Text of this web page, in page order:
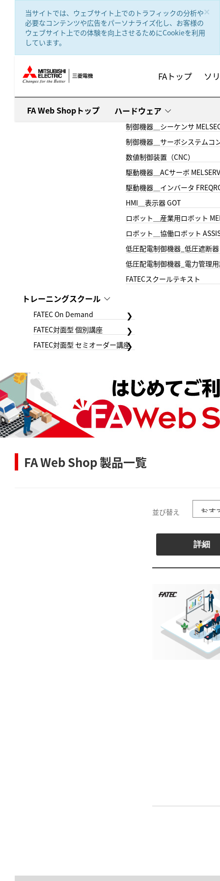
×
当サイトでは、ウェブサイト上でのトラフィックの分析や
必要なコンテンツや広告をパーソナライズ化し、お客様の
ウェブサイト上での体験を向上させるためにCookieを利用
しています。
FAトップ ソ
FA Web Shopトップ ハードウェア
制御機器＿シーケンサ
制御機器＿サーボシステムコ
数値制御装置（CNC）
駆動機器＿ACサーボ
駆動機器＿インバータ
HMI＿表示器 GOT
ロボット＿産業用ロボット
ロボット＿協働ロボット
低圧配電制御機器_低圧遮断器
低圧配電制御機器_電力管理
FATECスクールテキスト
トレーニングスクール
FATEC On Demand
FATEC対面型 個別講座
FATEC対面型 セミオーダー講座
FA Web Shop 製品一覧
並び替え
詳細